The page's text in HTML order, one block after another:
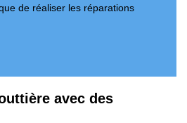
de réaliser les réparations
avec des